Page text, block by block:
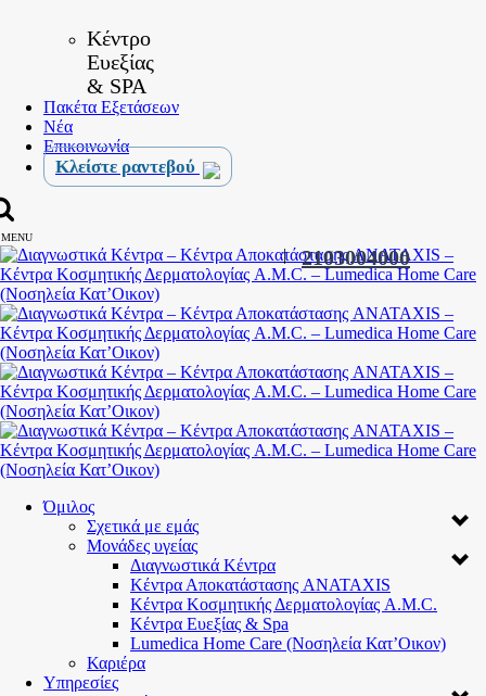
Κέντρο
Ευεξίας
& SPA
Πακέτα Εξετάσεων
Νέα
Επικοινωνία
Κλείστε ραντεβού
MENU
2103004000
|
Όμιλος
Σχετικά με εμάς
Μονάδες υγείας
Διαγνωστικά Κέντρα
Κέντρα Αποκατάστασης ANATAXIS
Κέντρα Κοσμητικής Δερματολογίας A.M.C.
Κέντρα Ευεξίας & Spa
Lumedica Home Care (Νοσηλεία Κατ’Οικον)
Καριέρα
Υπηρεσίες